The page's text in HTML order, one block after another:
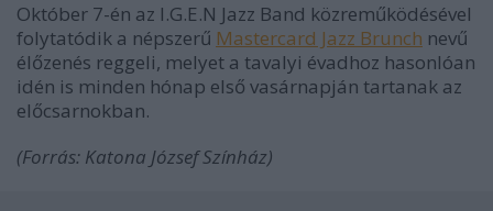
Október 7-én az I.G.E.N Jazz Band közreműködésével
folytatódik a népszerű Mastercard Jazz Brunch nevű
élőzenés reggeli, melyet a tavalyi évadhoz hasonlóan
idén is minden hónap első vasárnapján tartanak az
előcsarnokban.
(Forrás: Katona József Színház)